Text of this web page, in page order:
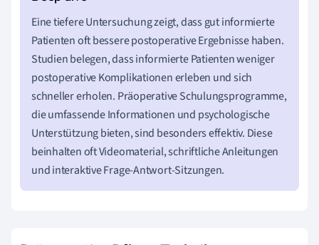
Eine tiefere Untersuchung zeigt, dass gut informierte
Patienten oft bessere postoperative Ergebnisse haben.
Studien belegen, dass informierte Patienten weniger
postoperative Komplikationen erleben und sich
schneller erholen. Präoperative Schulungsprogramme,
die umfassende Informationen und psychologische
Unterstützung bieten, sind besonders effektiv. Diese
beinhalten oft Videomaterial, schriftliche Anleitungen
und interaktive Frage-Antwort-Sitzungen.